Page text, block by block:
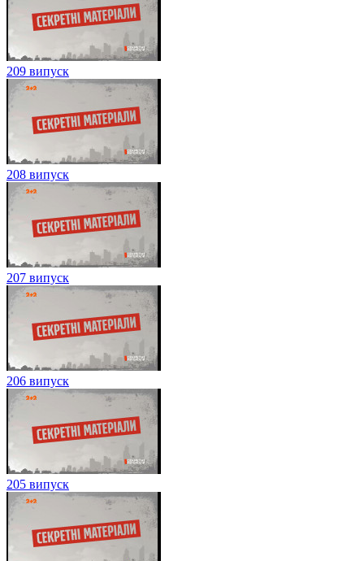
209 випуск
208 випуск
207 випуск
206 випуск
205 випуск